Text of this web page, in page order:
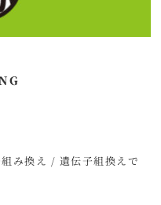
み換え / 遺伝子組換えで